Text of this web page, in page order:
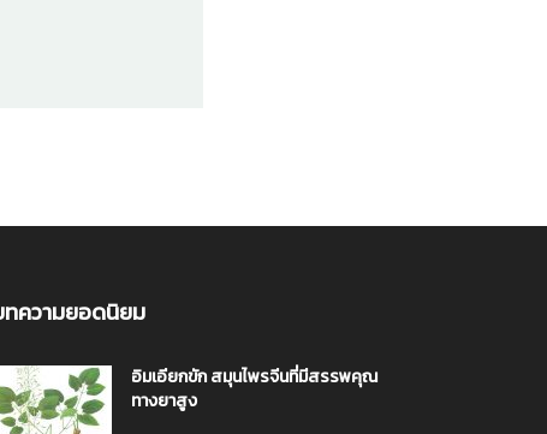
ความยอดนิยม
อิมเอียกขัก สมุนไพรจีนที่มีสรรพคุณ
ทางยาสูง